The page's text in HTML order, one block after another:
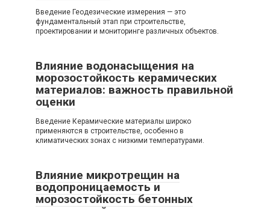
Введение Геодезические измерения — это
фундаментальный этап при строительстве,
проектировании и мониторинге различных объектов.
Влияние водонасыщения на
морозостойкость керамических
материалов: важность правильной
оценки
Введение Керамические материалы широко
применяются в строительстве, особенно в
климатических зонах с низкими температурами.
Влияние микротрещин на
водопроницаемость и
морозостойкость бетонных